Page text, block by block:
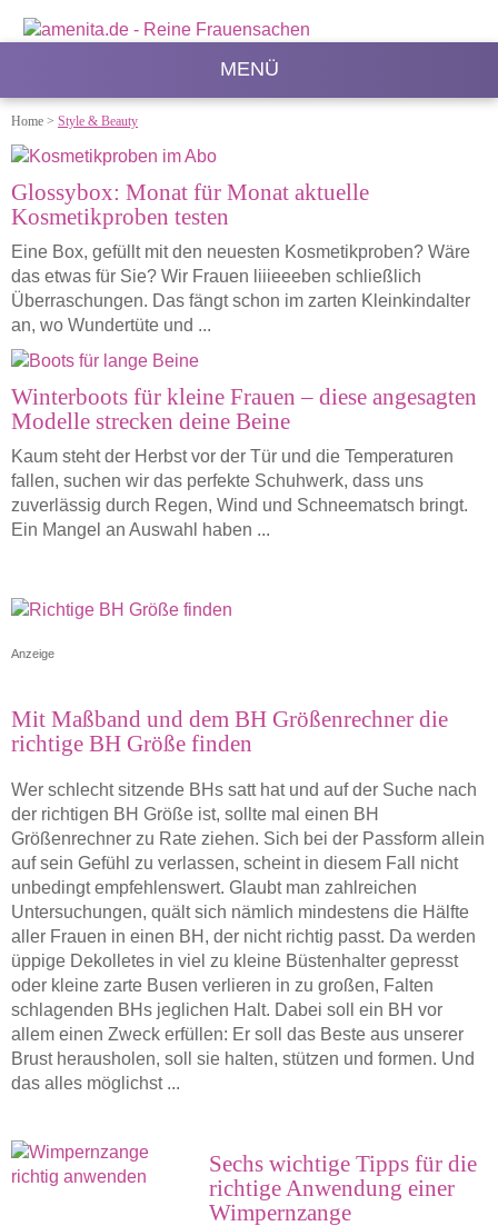
MENÜ
Home > Style & Beauty
Glossybox: Monat für Monat aktuelle
Kosmetikproben testen
Eine Box, gefüllt mit den neuesten Kosmetikproben? Wäre
das etwas für Sie? Wir Frauen liiieeeben schließlich
Überraschungen. Das fängt schon im zarten Kleinkindalter
an, wo Wundertüte und ...
Winterboots für kleine Frauen – diese angesagten
Modelle strecken deine Beine
Kaum steht der Herbst vor der Tür und die Temperaturen
fallen, suchen wir das perfekte Schuhwerk, dass uns
zuverlässig durch Regen, Wind und Schneematsch bringt.
Ein Mangel an Auswahl haben ...
Anzeige
Mit Maßband und dem BH Größenrechner die
richtige BH Größe finden
Wer schlecht sitzende BHs satt hat und auf der Suche nach
der richtigen BH Größe ist, sollte mal einen BH
Größenrechner zu Rate ziehen. Sich bei der Passform allein
auf sein Gefühl zu verlassen, scheint in diesem Fall nicht
unbedingt empfehlenswert. Glaubt man zahlreichen
Untersuchungen, quält sich nämlich mindestens die Hälfte
aller Frauen in einen BH, der nicht richtig passt. Da werden
üppige Dekolletes in viel zu kleine Büstenhalter gepresst
oder kleine zarte Busen verlieren in zu großen, Falten
schlagenden BHs jeglichen Halt. Dabei soll ein BH vor
allem einen Zweck erfüllen: Er soll das Beste aus unserer
Brust herausholen, soll sie halten, stützen und formen. Und
das alles möglichst ...
Sechs wichtige Tipps für die
richtige Anwendung einer
Wimpernzange